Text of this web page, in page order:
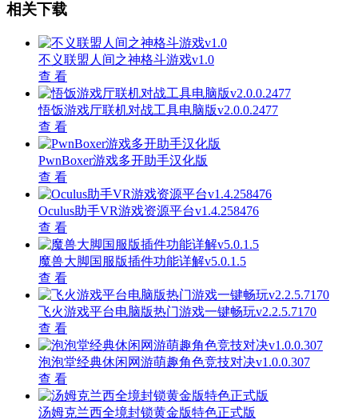
相关下载
不义联盟人间之神格斗游戏v1.0
查 看
悟饭游戏厅联机对战工具电脑版v2.0.0.2477
查 看
PwnBoxer游戏多开助手汉化版
查 看
Oculus助手VR游戏资源平台v1.4.258476
查 看
魔兽大脚国服版插件功能详解v5.0.1.5
查 看
飞火游戏平台电脑版热门游戏一键畅玩v2.2.5.7170
查 看
泡泡堂经典休闲网游萌趣角色竞技对决v1.0.0.307
查 看
汤姆克兰西全境封锁黄金版特色正式版